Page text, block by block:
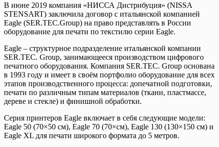
В июне 2019 компания «НИССА Дистрибуция» (NISSA
STENSART) заключила договор с итальянской компанией
Eagle (SER.TEC.Group) на право представлять в России
оборудование для печати по текстилю серии Eagle.
Eagle – структурное подразделение итальянской компании
SER.TEC. Group, занимающееся производством цифрового
печатного оборудования. Компания SER.TEC. Group основана
в 1993 году и имеет в своём портфолио оборудование для всех
этапов производственного процесса: допечатной подготовки,
печати по различным типам материалов (ткани, пластмассе,
дереве и стекле) и финишной обработки.
Серия принтеров Eagle включает в себя следующие модели:
Eagle 50 (70×50 см), Eagle 70 (70×см), Eagle 130 (130×150 см) и
Eagle XL для печати широкого формата до 5 метров.